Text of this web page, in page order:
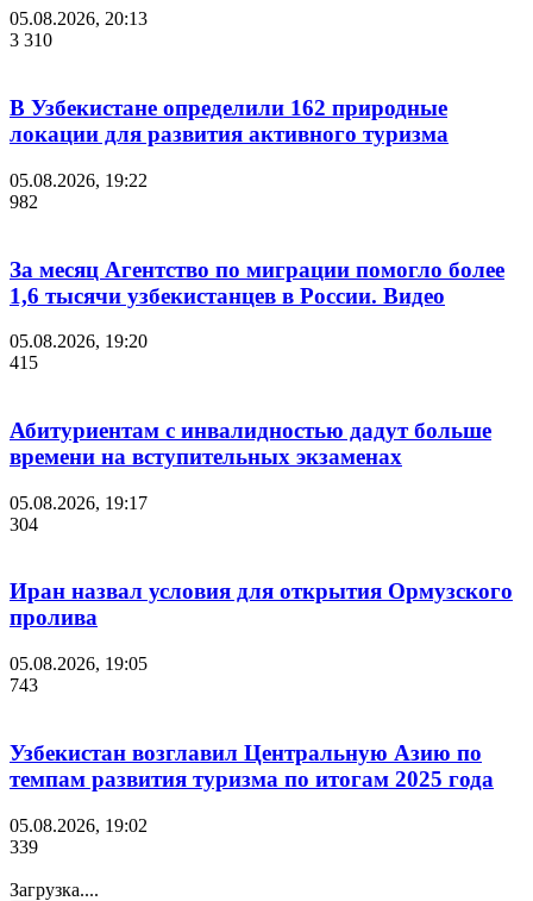
05.08.2026, 20:13
3 310
В Узбекистане определили 162 природные
локации для развития активного туризма
05.08.2026, 19:22
982
За месяц Агентство по миграции помогло более
1,6 тысячи узбекистанцев в России. Видео
05.08.2026, 19:20
415
Абитуриентам с инвалидностью дадут больше
времени на вступительных экзаменах
05.08.2026, 19:17
304
Иран назвал условия для открытия Ормузского
пролива
05.08.2026, 19:05
743
Узбекистан возглавил Центральную Азию по
темпам развития туризма по итогам 2025 года
05.08.2026, 19:02
339
Загрузка....